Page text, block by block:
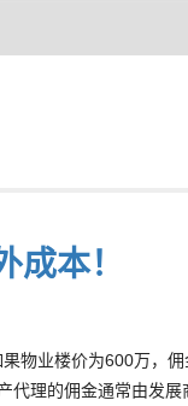
本！
物业楼价为600万，
理的佣金通常由发展